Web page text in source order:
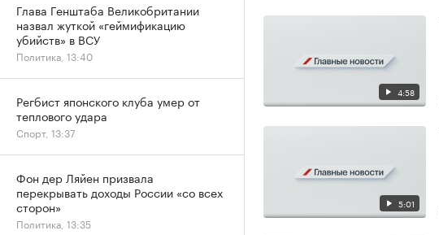
4:58
5:01
Глава Генштаба Великобритании
назвал жуткой «геймификацию
убийств» в ВСУ
Политика, 13:40
Регбист японского клуба умер от
теплового удара
Спорт, 13:37
Фон дер Ляйен призвала
перекрывать доходы России «со всех
сторон»
Политика, 13:35